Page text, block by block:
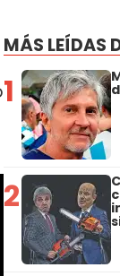
MÁS LEÍDAS
1
2